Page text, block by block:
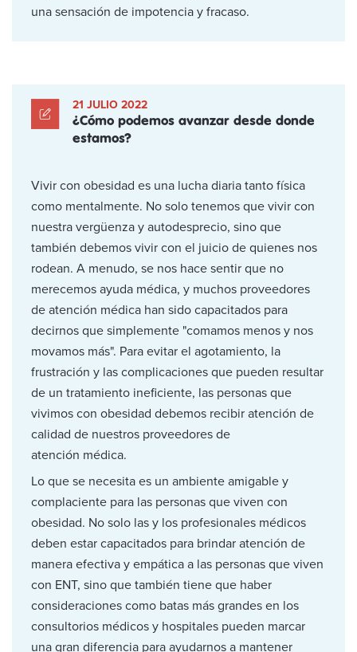
una sensación de impotencia y fracaso.
21 JULIO 2022
¿Cómo podemos avanzar desde donde
estamos?
Vivir con obesidad es una lucha diaria tanto física
como mentalmente. No solo tenemos que vivir con
nuestra vergüenza y autodesprecio, sino que
también debemos vivir con el juicio de quienes nos
rodean. A menudo, se nos hace sentir que no
merecemos ayuda médica, y muchos proveedores
de atención médica han sido capacitados para
decirnos que simplemente "comamos menos y nos
movamos más". Para evitar el agotamiento, la
frustración y las complicaciones que pueden resultar
de un tratamiento ineficiente, las personas que
vivimos con obesidad debemos recibir atención de
calidad de nuestros proveedores de
atención médica.
Lo que se necesita es un ambiente amigable y
complaciente para las personas que viven con
obesidad. No solo las y los profesionales médicos
deben estar capacitados para brindar atención de
manera efectiva y empática a las personas que viven
con ENT, sino que también tiene que haber
consideraciones como batas más grandes en los
consultorios médicos y hospitales pueden marcar
una gran diferencia para ayudarnos a mantener